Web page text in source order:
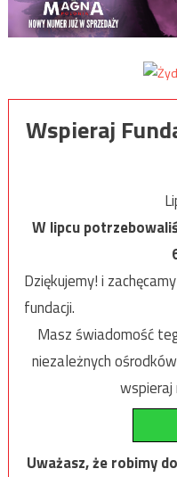
Wspieraj
W lipcu
Dziękujemy! i
fundacji.
Masz świadomość
niezależnych
wspieraj
Uważasz, że robimy